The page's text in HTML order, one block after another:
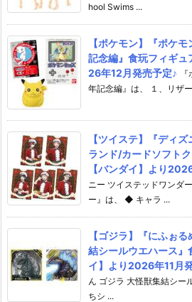
hool Swims ...
【ポケモン】『ポケ
記念編』食玩フィギ
26年12月発売予定♪
年記念編』は、 １、リザ
【ツイステ】『ディ
ランド/カードソフト
【バンダイ】より
ニー ツイステッドワンダ
ー』は、 ◆ キャラ ...
【ゴジラ】『にふぉ
結シールウエハース』
イ】より2026年11月
ん ゴジラ 大怪獣集結シー
ちシ ...